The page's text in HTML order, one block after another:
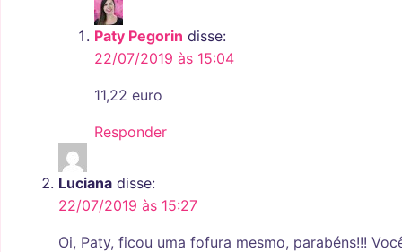
Paty Pegorin disse:
22/07/2019 às 15:04
11,22 euro
Responder
Luciana disse:
22/07/2019 às 15:27
Oi, Paty, ficou uma fofura mesmo, parabéns!!!